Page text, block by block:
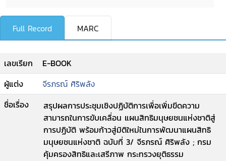
Full Record MARC
เลขเรียก
E-BOOK
ผู้แต่ง
จีรภรณ์ ศิริพลัง
ชื่อเรื่อง
สรุปผลการประชุมเชิงปฏิบัติการเพื่อเพิ่มขีดความ
สามารถในการขับเคลื่อน แผนสิทธิมนุษยชนแห่งชาติสู่
การปฏิบัติ พร้อมก้าวสู่มิติใหม่ในการพัฒนาแผนสิทธิ
มนุษยชนแห่งชาติ ฉบับที่ 3/ จีรภรณ์ ศิริพลัง ; กรม
คุ้มครองสิทธิและเสรีภาพ กระทรวงยุติธรรม